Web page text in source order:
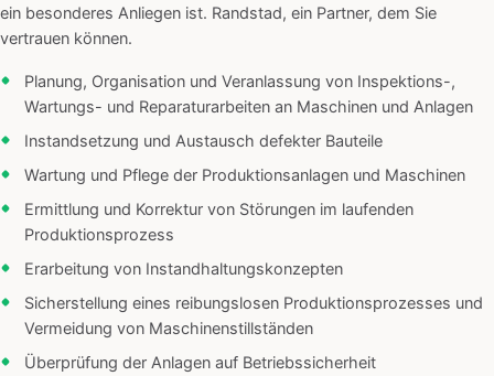
ein besonderes Anliegen ist. Randstad, ein Partner, dem Sie
vertrauen können.
Planung, Organisation und Veranlassung von Inspektions-,
Wartungs- und Reparaturarbeiten an Maschinen und Anlagen
Instandsetzung und Austausch defekter Bauteile
Wartung und Pflege der Produktionsanlagen und Maschinen
Ermittlung und Korrektur von Störungen im laufenden
Produktionsprozess
Erarbeitung von Instandhaltungskonzepten
Sicherstellung eines reibungslosen Produktionsprozesses und
Vermeidung von Maschinenstillständen
Überprüfung der Anlagen auf Betriebssicherheit